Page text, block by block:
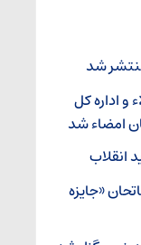
شد
و اداره کل
امضاء شد
انقلاب
«جایزه